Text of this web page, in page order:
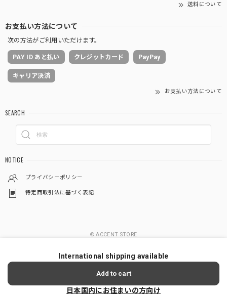
送料について
お支払い方法について
次の方法がご利用いただけます。
PAY ID あと払い クレジットカード PayPay
キャリア決済
お支払い方法について
SEARCH
NOTICE
プライバシーポリシー
特定商取引法に基づく表記
© ACCENT STORE
International shipping available
Add to cart
日本国内にお住まいの方向け